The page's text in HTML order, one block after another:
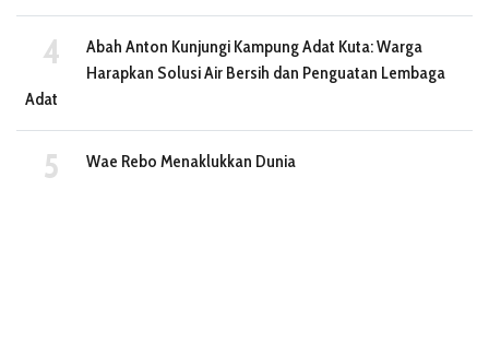
Abah Anton Kunjungi Kampung Adat Kuta: Warga
Harapkan Solusi Air Bersih dan Penguatan Lembaga
Adat
Wae Rebo Menaklukkan Dunia